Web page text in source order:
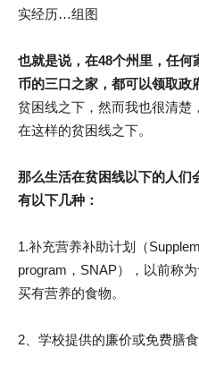
也就是说，在48个州里，任
币的三口之家，都可以领取政
贫困线之下，然而我也很清楚
在这样的贫困线之下。
那么生活在贫困线以下的人们
有以下几种：
1.补充营养补助计划（
program，SNAP），以前称
买有营养的食物。
2、学校提供的廉价或免费膳